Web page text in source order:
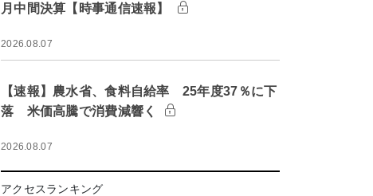
月中間決算【時事通信速報】
2026.08.07
【速報】農水省、食料自給率 25年度37％に下
落 米価高騰で消費減響く
2026.08.07
アクセスランキング